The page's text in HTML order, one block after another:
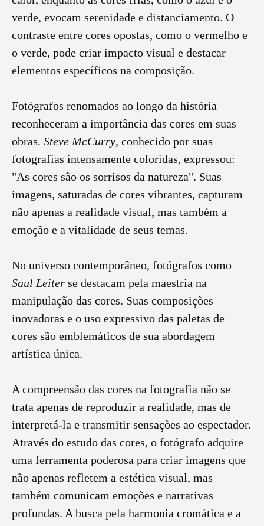
verde, evocam serenidade e distanciamento. O
contraste entre cores opostas, como o vermelho e
o verde, pode criar impacto visual e destacar
elementos específicos na composição.
Fotógrafos renomados ao longo da história
reconheceram a importância das cores em suas
obras. Steve McCurry, conhecido por suas
fotografias intensamente coloridas, expressou:
"As cores são os sorrisos da natureza". Suas
imagens, saturadas de cores vibrantes, capturam
não apenas a realidade visual, mas também a
emoção e a vitalidade de seus temas.
No universo contemporâneo, fotógrafos como
Saul Leiter se destacam pela maestria na
manipulação das cores. Suas composições
inovadoras e o uso expressivo das paletas de
cores são emblemáticos de sua abordagem
artística única.
A compreensão das cores na fotografia não se
trata apenas de reproduzir a realidade, mas de
interpretá-la e transmitir sensações ao espectador.
Através do estudo das cores, o fotógrafo adquire
uma ferramenta poderosa para criar imagens que
não apenas refletem a estética visual, mas
também comunicam emoções e narrativas
profundas. A busca pela harmonia cromática e a